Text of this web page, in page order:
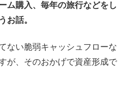
ム購入、毎年の旅行などをし
お話。
ない脆弱キャッシュフローな
が、そのおかげで資産形成で